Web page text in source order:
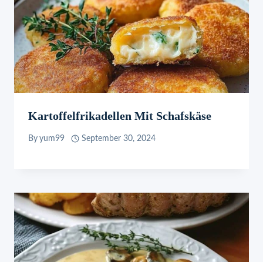
Kartoffelfrikadellen Mit Schafskäse
By yum99 September 30, 2024